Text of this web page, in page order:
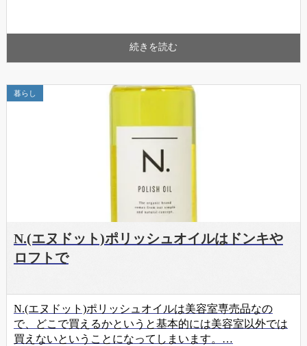
続きを読む
暮らし
N.(エヌドット)ポリッシュオイルはドンキや
ロフトで
N.(エヌドット)ポリッシュオイルは美容室専売品なの
で、どこで買えるかというと基本的には美容室以外では
買えないということになってしまいます。…